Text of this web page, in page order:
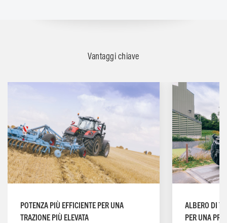
Vantaggi chiave
POTENZA PIÙ EFFICIENTE PER UNA
TRAZIONE PIÙ ELEVATA
ALBERO DI
PER UNA